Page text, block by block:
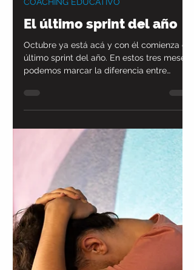
25 sept 2025
2 min de lectura
COACHING EDUCATIVO
El último sprint del año
Octubre ya está acá y con él comienza el
terminar el año agotados o cerrar con la
satisfacción de haber dado pasos
concretos hacia nuestras metas. En esta
nueva nota, te cuento cómo aprovechar
este trimestre final con foco e intención.